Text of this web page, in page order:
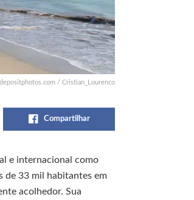
/ Cristian_Lourenco
Compartilhar
e internacional como
de 33 mil habitantes em
acolhedor. Sua